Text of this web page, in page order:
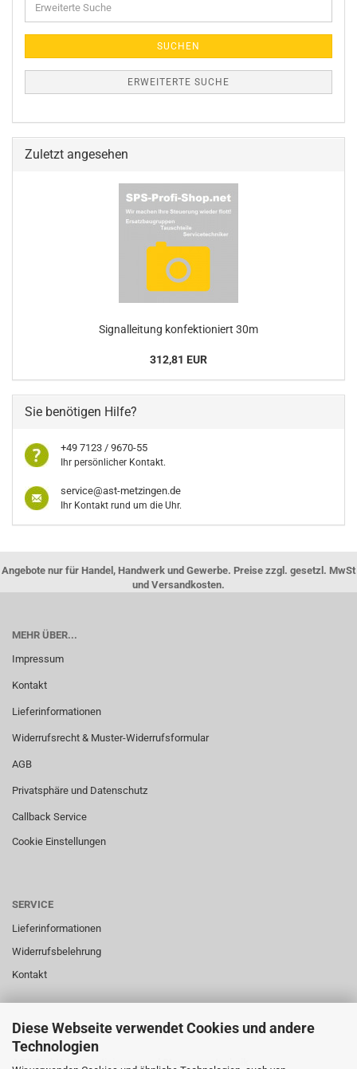
Diese Webseite verwendet Cookies und andere
Technologien
Suche
SUCHEN
ERWEITERTE SUCHE
Zuletzt angesehen
Signalleitung konfektioniert 30m
312,81 EUR
Sie benötigen Hilfe?
+49 7123 / 9670-55
Ihr persönlicher Kontakt.
service@ast-metzingen.de
Ihr Kontakt rund um die Uhr.
Angebote nur für Handel, Handwerk und Gewerbe. Preise zzgl. gesetzl. MwSt
und Versandkosten.
MEHR ÜBER...
Impressum
Kontakt
Lieferinformationen
Widerrufsrecht & Muster-Widerrufsformular
AGB
Privatsphäre und Datenschutz
Callback Service
Cookie Einstellungen
SERVICE
Lieferinformationen
Widerrufsbelehrung
Kontakt
SERVICE